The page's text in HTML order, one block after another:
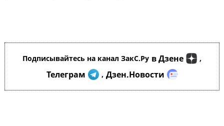
Подписывайтесь на канал ЗакС.Ру в Дзене ,
Телеграм , Дзен.Новости